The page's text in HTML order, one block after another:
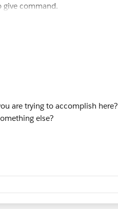
give command.
are trying to accomplish
else?